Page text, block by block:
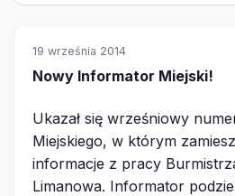
19 września 2014
Nowy Informator Miejski!
Ukazał się wrześniowy
Miejskiego, w którym
informacje z pracy
Limanowa. Informator